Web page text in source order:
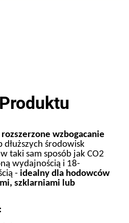
wzbogacanie
dłuższych środowisk
taki sam sposób jak CO2
wydajnością i 18-
- idealny dla hodowców
szklarniami lub